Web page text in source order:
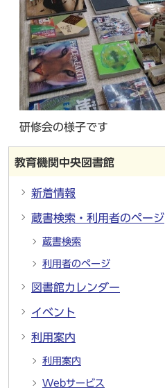
研修会の様子です
教育機関中央図書館
新着情報
蔵書検索・利用者のページ
蔵書検索
利用者のページ
図書館カレンダー
イベント
利用案内
利用案内
Webサービス